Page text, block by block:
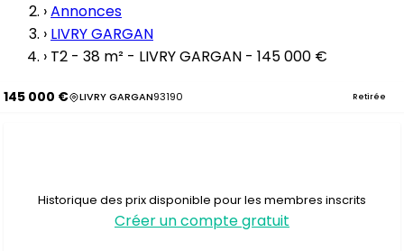
›Annonces
› LIVRY GARGAN
› T2 - 38 m² - LIVRY GARGAN - 145 000 €
145 000 € LIVRY GARGAN93190 Retirée
Historique des prix disponible pour les membres inscrits
Créer un compte gratuit